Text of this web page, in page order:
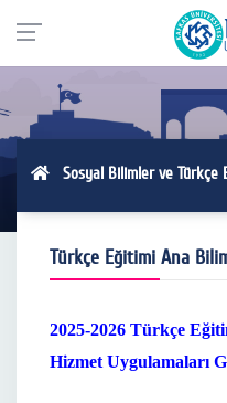
Sosyal Bilimler ve Türkçe
Türkçe Eğitimi Ana
2025-2026 Türkçe
Hizmet Uygulamaları